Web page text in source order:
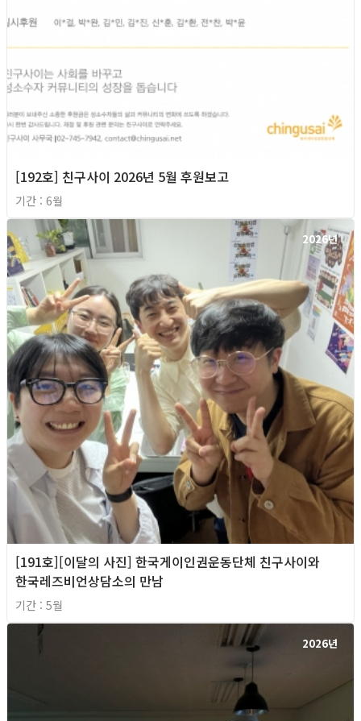
[192호] 친구사이 2026년 5월 후원보고
기간 : 6월
2026년
[191호][이달의 사진] 한국게이인권운동단체 친구사이와
한국레즈비언상담소의 만남
기간 : 5월
2026년